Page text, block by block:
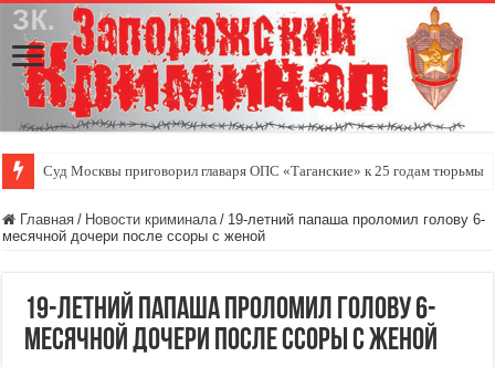
Суд Москвы приговорил главаря ОПС «Таганские» к 25 годам тюрьмы
Главная / Новости криминала / 19-летний папаша проломил голову 6-
месячной дочери после ссоры с женой
19-летний папаша проломил голову 6-
месячной дочери после ссоры с женой